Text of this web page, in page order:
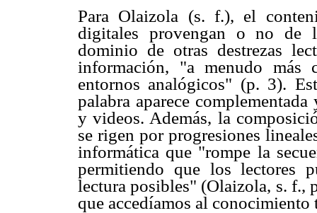
Para Olaizola (s. f.), el
digitales provengan o no de
dominio de otras destrezas
información, "a menudo más
entornos analógicos" (p. 3).
palabra aparece
y videos. Además, la
se rigen por progresiones
informática que "rompe la
permitiendo que los lectores
lectura posibles" (Olaizola, s. f.,
que accedíamos al conocimiento